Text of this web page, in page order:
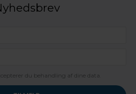
du behandling af dine data.